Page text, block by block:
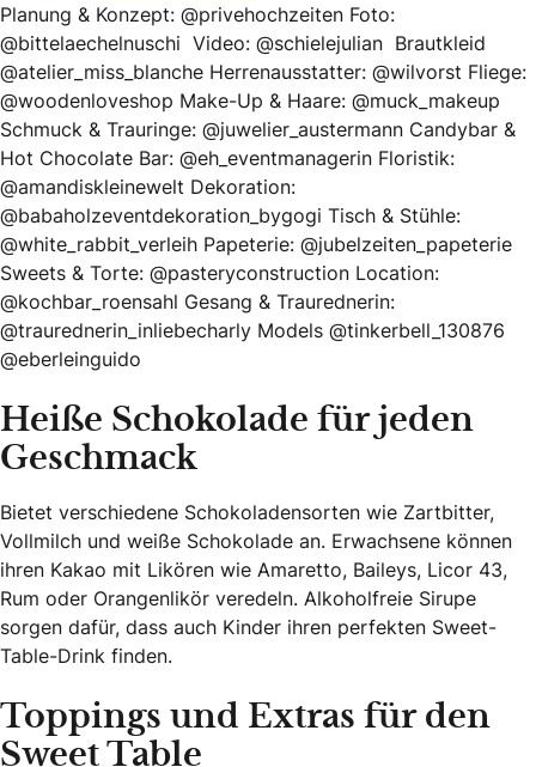
Planung & Konzept: @privehochzeiten Foto:
@bittelaechelnuschi Video: @schielejulian Brautkleid
@atelier_miss_blanche Herrenausstatter: @wilvorst Fliege:
@woodenloveshop Make-Up & Haare: @muck_makeup
Schmuck & Trauringe: @juwelier_austermann Candybar &
Hot Chocolate Bar: @eh_eventmanagerin Floristik:
@amandiskleinewelt Dekoration:
@babaholzeventdekoration_bygogi Tisch & Stühle:
@white_rabbit_verleih Papeterie: @jubelzeiten_papeterie
Sweets & Torte: @pasteryconstruction Location:
@kochbar_roensahl Gesang & Traurednerin:
@traurednerin_inliebecharly Models @tinkerbell_130876
@eberleinguido
Heiße Schokolade für jeden
Geschmack
Bietet verschiedene Schokoladensorten wie Zartbitter,
Vollmilch und weiße Schokolade an. Erwachsene können
ihren Kakao mit Likören wie Amaretto, Baileys, Licor 43,
Rum oder Orangenlikör veredeln. Alkoholfreie Sirupe
sorgen dafür, dass auch Kinder ihren perfekten Sweet-
Table-Drink finden.
Toppings und Extras für den
Sweet Table